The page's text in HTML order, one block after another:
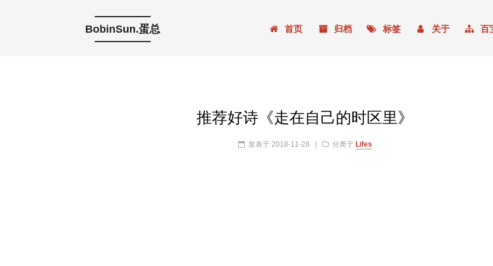
BobinSun.蛋总 首页 归档 标签 关于 百
推荐好诗《走在自己的时区里》
发表于 2018-11-28 分类于 Lifes